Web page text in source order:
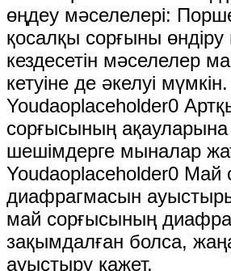
өңдеу мәселелері:
қосалқы сорғыны өндіру
кездесетін мәселелер
кетуіне де әкелуі мүмкін.
Youdaoplaceholder0
сорғысының ақауларына
шешімдерге мыналар
Youdaoplaceholder0 Май
диафрагмасын
май сорғысының
зақымдалған болса,
ауыстыру қажет.